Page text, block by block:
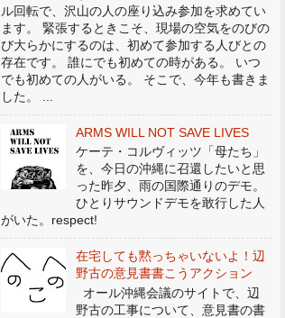
ル回転で、沢山の人の座り込み参加を求めてい
ます。 緊張するときこそ、現場の空気をのびの
び大らかにするのは、初めて参加する人びとの
存在です。 誰にでも初めての時がある。 いつ
でも初めての人がいる。 そこで、今年も書きま
した。 ...
ARMS WILL NOT SAVE LIVES
ケーテ・コルヴィッツ「母たち」
を、今日の沖縄に召還したいと思
った昨夕、雨の国際通りのデモ。
ひとりサウンドデモを敢行した人
がいた。respect!
在宅しても黙っちゃいないよ！辺
野古の意見書書こうアクション
オール沖縄会議のサイトで、辺
野古の工事について、意見書の書